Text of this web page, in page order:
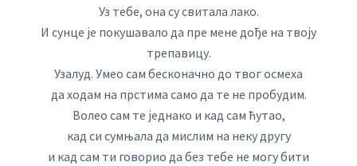
Уз тебе, она су свитала лако.
И сунце је покушавало да пре мене дође на твоју
трепавицу.
Узалуд. Умео сам бесконачно до твог осмеха
да ходам на прстима само да те не пробудим.
Волео сам те једнако и кад сам ћутао,
кад си сумњала да мислим на неку другу
и кад сам ти говорио да без тебе не могу бити